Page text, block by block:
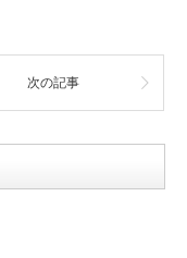
次の記事